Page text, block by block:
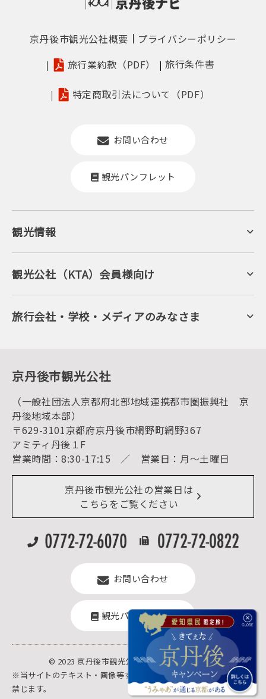
京丹後市観光公社概要
プライバシーポリシー
旅行業約款（PDF）
旅行条件書
特定商取引法について（PDF）
お問い合わせ
観光パンフレット
観光情報
京丹後について
ジオパークの絶景
キャンプ・グランピング
自然景観
旬の食
フルーツ
美術館・資料館
観光
海水浴
キャンプ
お宿探し
宿泊・日帰り予約（空室検索）
予約照会・予約キャンセル
宿泊施設一覧（お宿比較ページ）
アクセス
お知らせ
イベント情報
デジタル観光パンフレット
リアルタイム道路情報
よくある質問
観光公社（KTA）会員様向け
KTA会員コミュニティ
会員向けサービス
KTAニュースレター
会員加入・会員情報（会員規程）
旅行会社・学校・メディアのみなさま
プレスリリース
京丹後市観光公社
（一般社団法人京都府北部地域連携都市圏振興社 京
丹後地域本部）
〒629-3101京都府京丹後市網野町網野367
アミティ丹後１F
営業時間：8:30-17:15 ／ 営業日：月～土曜日
京丹後市観光公社の営業日は
こちらをご覧ください
お問い合わせ
観光パンフレット
© 2023 京丹後市観光公社.All rights reserved.
※当サイトのテキスト・画像等すべての転載転用、商用販売を固く
禁じます。